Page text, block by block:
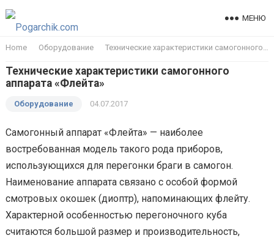
МЕНЮ
Home Оборудование Технические характеристики самогонного аппарата «Флейта»
Технические характеристики самогонного
аппарата «Флейта»
Оборудование 04.07.2017
Самогонный аппарат «Флейта» — наиболее
востребованная модель такого рода приборов,
использующихся для перегонки браги в самогон.
Наименование аппарата связано с особой формой
смотровых окошек (диоптр), напоминающих флейту.
Характерной особенностью перегоночного куба
считаются большой размер и производительность,